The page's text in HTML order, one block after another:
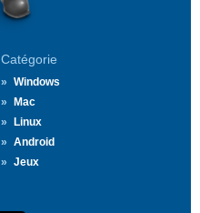
Catégorie
Windows
Mac
Linux
Android
Jeux